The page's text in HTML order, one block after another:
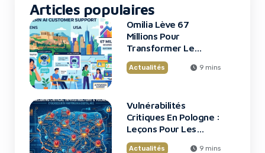
Articles populaires
Omilia Lève 67
Millions Pour
Transformer Le
Support Client
Actualités 9 mins
Vulnérabilités
Critiques En Pologne :
Leçons Pour Les
Startups Tech
Actualités 9 mins